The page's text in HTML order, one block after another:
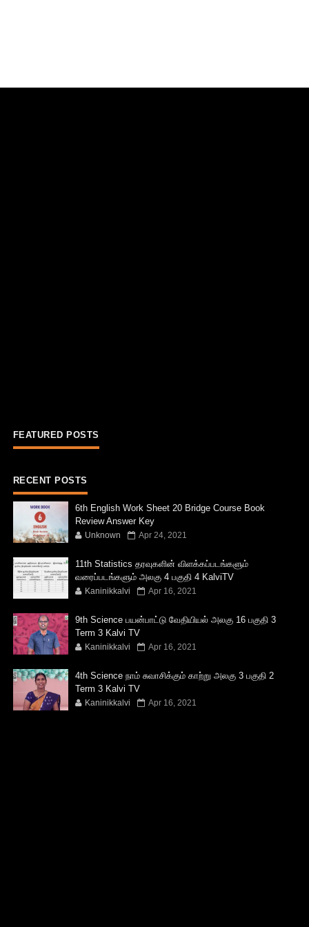
FEATURED POSTS
RECENT POSTS
6th English Work Sheet 20 Bridge Course Book
Review Answer Key
Unknown Apr 24, 2021
11th Statistics தரவுகளின் விளக்கப்படங்களும்
வரைப்படங்களும் அலகு 4 பகுதி 4 KalviTV
Kaninikkalvi Apr 16, 2021
9th Science பயன்பாட்டு வேதியியல் அலகு 16 பகுதி 3
Term 3 Kalvi TV
Kaninikkalvi Apr 16, 2021
4th Science நாம் சுவாசிக்கும் காற்று அலகு 3 பகுதி 2
Term 3 Kalvi TV
Kaninikkalvi Apr 16, 2021